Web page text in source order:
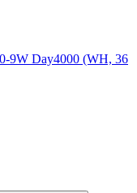
9W Day4000 (WH, 36